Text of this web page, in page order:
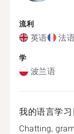
流利
英语 法
学
波兰语
我的语言学习
Chatting,